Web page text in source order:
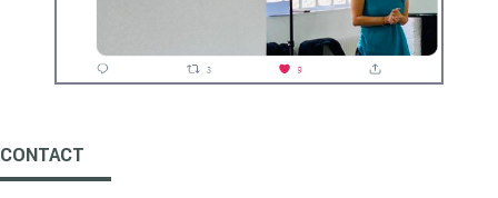
CONTACT